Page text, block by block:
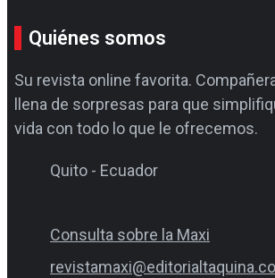
Quiénes somos
Su revista online favorita.
llena de sorpresas para que
vida con todo lo que le ofrecemos.
Quito - Ecuador
Consulta sobre la Maxi